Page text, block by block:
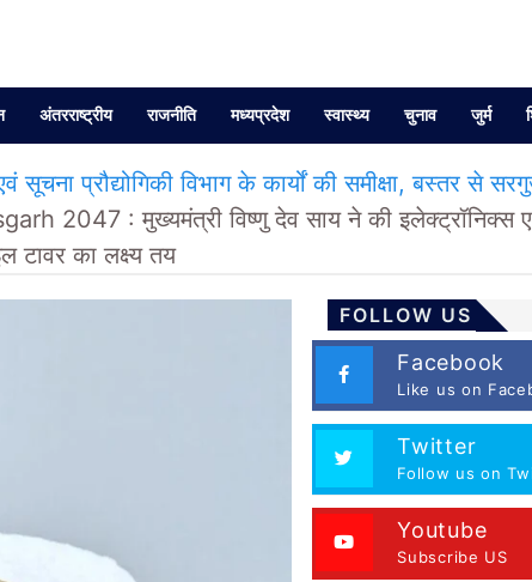
अंतरराष्ट्रीय राजनीति मध्यप्रदेश स्वास्थ्य चुनाव जुर्म
प्रौद्योगिकी विभाग के कार्यों की समीक्षा, बस्तर से
2047 : मुख्यमंत्री विष्णु देव साय ने की इलेक्ट्रॉनिक्स एवं
टावर का लक्ष्य तय
FOLLOW US
Facebook
Like us on
Twitter
Follow us on
Youtube
Subscribe US